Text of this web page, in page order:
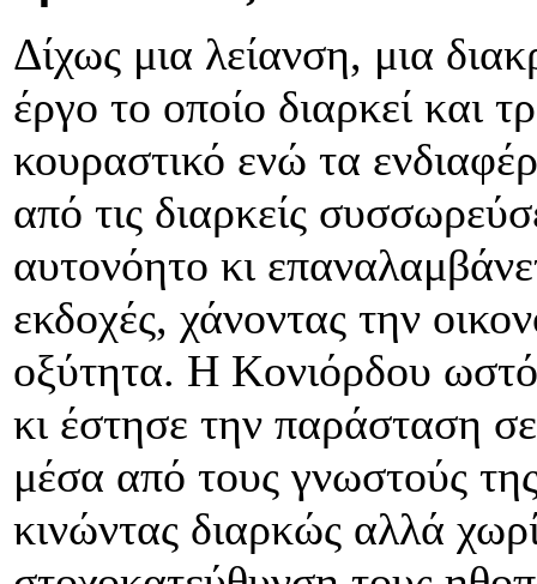
Δίχως μια λείανση, μια
έργο το οποίο διαρκεί και
κουραστικό ενώ τα
από τις διαρκείς
αυτονόητο κι
εκδοχές, χάνοντας την
οξύτητα. Η Κονιόρδου
κι έστησε την παράσταση
μέσα από τους γνωστούς
κινώντας διαρκώς αλλά